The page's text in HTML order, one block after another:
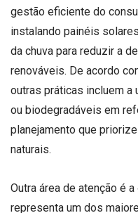
gestão eficiente do
instalando painéis
da chuva para reduzir a
renováveis. De acordo
outras práticas incluem
ou biodegradáveis em
planejamento que
naturais.
Outra área de atenção é
representa um dos